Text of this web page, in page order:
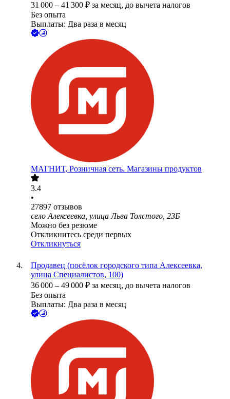
31 000 – 41 300 ₽ за месяц, до вычета налогов
Без опыта
Выплаты: Два раза в месяц
МАГНИТ, Розничная сеть. Магазины продуктов
3.4
•
27897 отзывов
село Алексеевка, улица Льва Толстого, 23Б
Можно без резюме
Откликнитесь среди первых
Откликнуться
Продавец (посёлок городского типа Алексеевка,
улица Специалистов, 100)
36 000 – 49 000 ₽ за месяц, до вычета налогов
Без опыта
Выплаты: Два раза в месяц